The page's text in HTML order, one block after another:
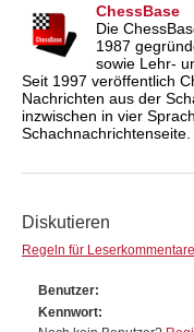
ChessBase
Die
1987
sowie Lehr-
Seit 1997 veröffentlich
Nachrichten aus der
inzwischen in vier
Schachnachrichtenseite.
Diskutieren
Regeln für Leserkommentare
Benutzer
Kennwort